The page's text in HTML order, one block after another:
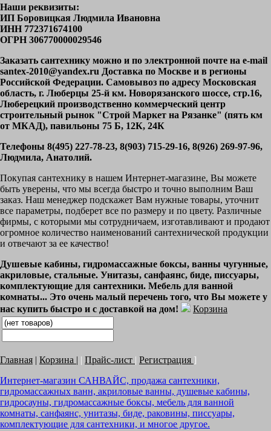
Наши реквизиты:
ИП Боровицкая Людмила Ивановна
ИНН 772371674100
ОГРН 306770000029546
Заказать сантехнику можно и по электронной почте на e-mail
santex-2010@yandex.ru Доставка по Москве и в регионы
Российской Федерации. Самовывоз по адресу Московская
область, г. Люберцы 25-й км. Новорязанского шоссе, стр.16,
Люберецкий производственно коммерческий центр
строительный рынок "Строй Маркет на Рязанке" (пять км
от МКАД), павильоны 75 Б, 12К, 24К
Телефоны 8(495) 227-78-23, 8(903) 715-29-16, 8(926) 269-97-96,
Людмила, Анатолий.
Покупая сантехнику в нашем Интернет-магазине, Вы можете
быть уверены, что мы всегда быстро и точно выполним Ваш
заказ. Наш менеджер подскажет Вам нужные товары, уточнит
все параметры, подберет все по размеру и по цвету. Различные
фирмы, с которыми мы сотрудничаем, изготавливают и продают
огромное количество наименований сантехнической продукции
и отвечают за ее качество!
Душевые кабины, гидромассажные боксы, ванны чугунные,
акриловые, стальные. Унитазы, санфаянс, биде, писсуары,
комплектующие для сантехники. Мебель для ванной
комнаты... Это очень малый перечень того, что Вы можете у
нас купить быстро и с доставкой на дом!
Корзина
Главная | Корзина | | Прайс-лист | Регистрация ]
Интернет-магазин САНВАЙС, продажа сантехники,
гидромассажных ванн, акриловые ванны, душевые кабины,
гидросауны, гидромассажные боксы, мебель для ванной
комнаты, санфаянс, унитазы, биде, раковины, писсуары,
комплектующие для сантехники, и многое другое.